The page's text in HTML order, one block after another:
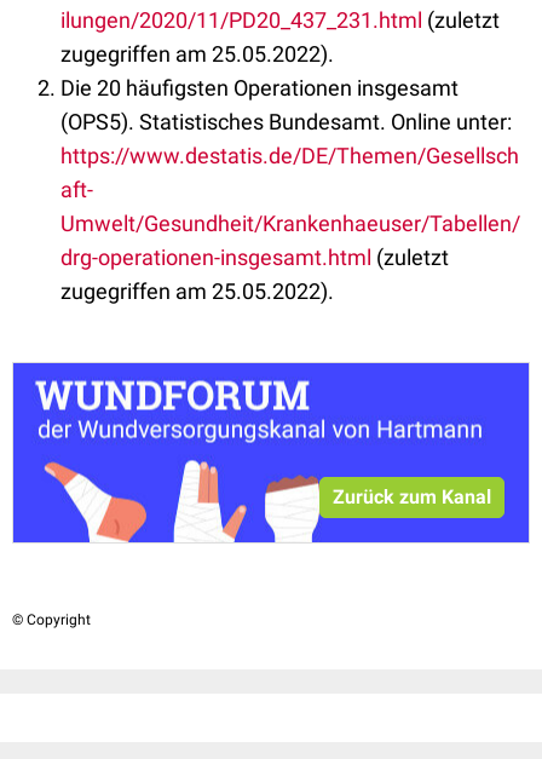
ilungen/2020/11/PD20_437_231.html (zuletzt
zugegriffen am 25.05.2022).
Die 20 häufigsten Operationen insgesamt
(OPS5). Statistisches Bundesamt. Online unter:
https://www.destatis.de/DE/Themen/Gesellsch
aft-
Umwelt/Gesundheit/Krankenhaeuser/Tabellen/
drg-operationen-insgesamt.html (zuletzt
zugegriffen am 25.05.2022).
Zurück zum Kanal
© Copyright